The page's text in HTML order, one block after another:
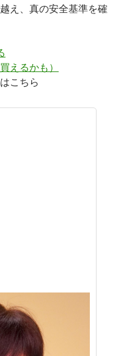
え、真の安全基準を確
えるかも）
こちら